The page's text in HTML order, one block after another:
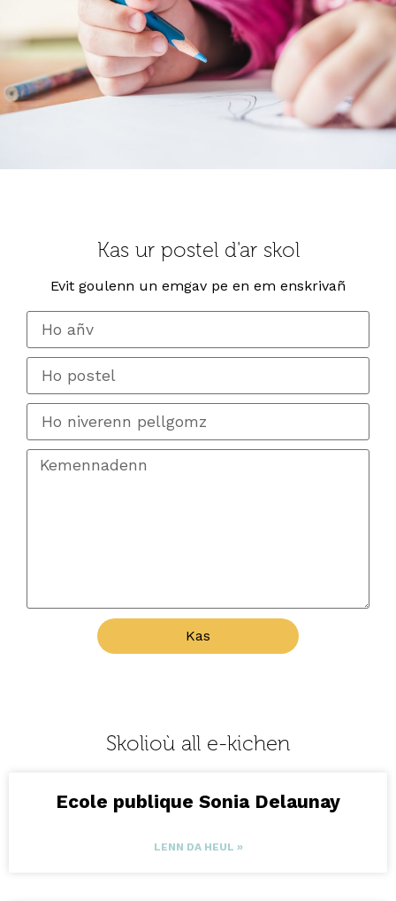
Kas ur postel d'ar skol
Evit goulenn un emgav pe en em enskrivañ
Kas
Skolioù all e-kichen
Ecole publique Sonia Delaunay
LENN DA HEUL »